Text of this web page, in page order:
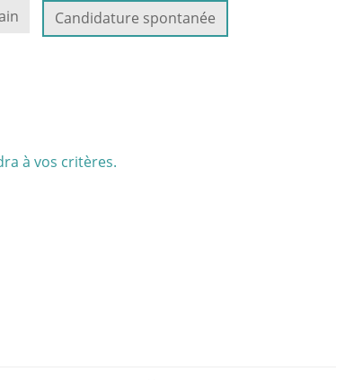
Candidature spontanée
à vos critères.